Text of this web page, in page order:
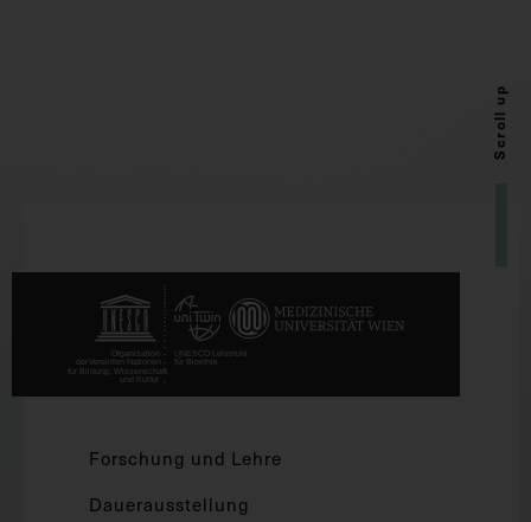
Scroll up
Forschung und Lehre
Dauerausstellung